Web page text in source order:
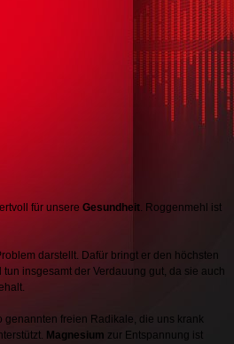
für unsere Gesundheit. Roggenmehl ist
darstellt. Dafür bringt er den höchsten
tun insgesamt der Verdauung gut, da sie auch
freien Radikale, die uns krank
Magnesium zur Entspannung ist